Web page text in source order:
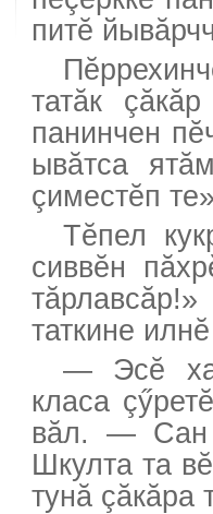
питĕ
татăк
панинчен
ывăтса
çиместĕп
Тĕпел
сиввĕн
таткине
— Эсĕ
класа
вăл. — Сан
Шкулта та
тунă çăкăра